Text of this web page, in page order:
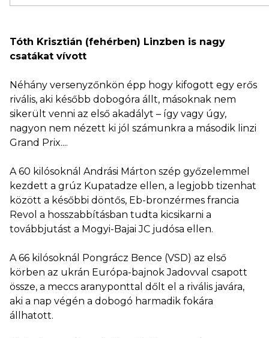
Tóth Krisztián (fehérben) Linzben is nagy
csatákat vívott
Néhány versenyzőnkön épp hogy kifogott egy erős
rivális, aki később dobogóra állt, másoknak nem
sikerült venni az első akadályt – így vagy úgy,
nagyon nem nézett ki jól számunkra a második linzi
Grand Prix....
A 60 kilósoknál Andrási Márton szép győzelemmel
kezdett a grúz Kupatadze ellen, a legjobb tizenhat
között a későbbi döntős, Eb-bronzérmes francia
Revol a hosszabbításban tudta kicsikarni a
továbbjutást a Mogyi-Bajai JC judósa ellen.
A 66 kilósoknál Pongrácz Bence (VSD) az első
körben az ukrán Európa-bajnok Jadovval csapott
össze, a meccs aranyponttal dőlt el a rivális javára,
aki a nap végén a dobogó harmadik fokára
állhatott.